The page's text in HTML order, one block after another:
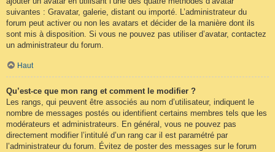
suivantes : Gravatar, galerie, distant ou importé. L’administrateur du
forum peut activer ou non les avatars et décider de la manière dont ils
sont mis à disposition. Si vous ne pouvez pas utiliser d’avatar, contactez
un administrateur du forum.
Haut
Qu’est-ce que mon rang et comment le modifier ?
Les rangs, qui peuvent être associés au nom d’utilisateur, indiquent le
nombre de messages postés ou identifient certains membres tels que les
modérateurs et administrateurs. En général, vous ne pouvez pas
directement modifier l’intitulé d’un rang car il est paramétré par
l’administrateur du forum. Évitez de poster des messages sur le forum